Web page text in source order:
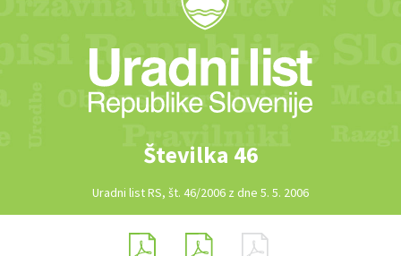
Številka 46
Uradni list RS, št. 46/2006 z dne 5. 5. 2006